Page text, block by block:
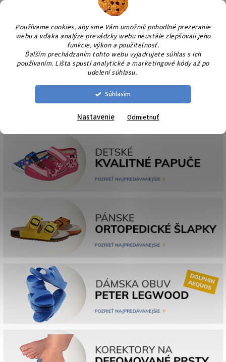
Používame cookies, aby sme Vám umožnili pohodlné prezeranie
webu a vďaka analýze prevádzky webu neustále zlepšovali jeho
funkcie, výkon a použiteľnosť.
Ďalším prechádzaním tohto webu vyjadrujete súhlas s ich
používaním. Lišta spustí analytické a marketingové kódy až po
udelení súhlasu.
Súhlasím
Nastavenie Odmietnuť
Prejsť
obsah